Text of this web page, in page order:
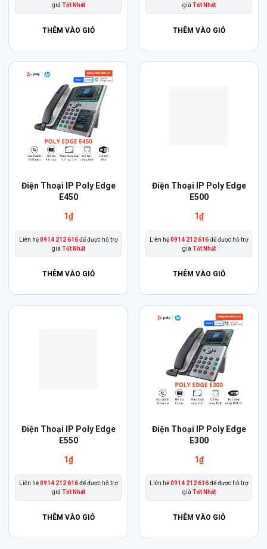
giá Tốt Nhất
THÊM VÀO GIỎ
giá Tốt Nhất
THÊM VÀO GIỎ
Điện Thoại IP Poly Edge
E450
1₫
Liên hệ0914 212 616để được hỗ trợ
giá Tốt Nhất
THÊM VÀO GIỎ
Điện Thoại IP Poly Edge
E500
1₫
Liên hệ0914 212 616để được hỗ trợ
giá Tốt Nhất
THÊM VÀO GIỎ
Điện Thoại IP Poly Edge
E550
1₫
Liên hệ0914 212 616để được hỗ trợ
giá Tốt Nhất
THÊM VÀO GIỎ
Điện Thoại IP Poly Edge
E300
1₫
Liên hệ0914 212 616để được hỗ trợ
giá Tốt Nhất
THÊM VÀO GIỎ